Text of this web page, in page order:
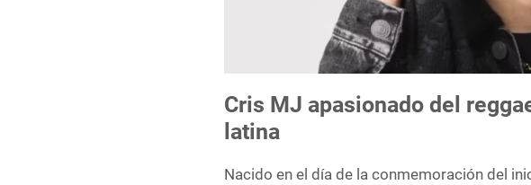
Cris MJ apasionado del
latina
Nacido en el día de la conmemoración del